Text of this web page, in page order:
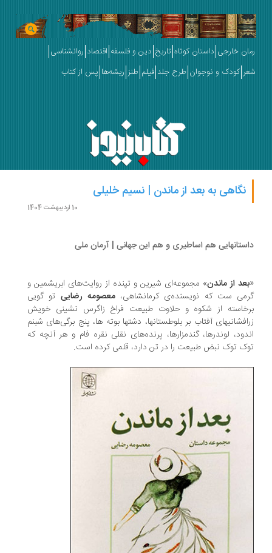
رمان خارجی داستان کوتاه تاریخ دین و فلسفه اقتصاد روانشناسی
شعر کودک و نوجوان طرح جلد فیلم طنز ریشه‌ها پس از کتاب
نگاهی به بعد از ماندن | نسیم خلیلی
10 اردیبهشت 1404
داستانهایی هم اساطیری و هم این جهانی | آرمان ملی
«بعد از ماندن» مجموعه‌ای شیرین و تپنده از روایت‌های ابریشمین و
گرمی ست که نویسنده‌ی کرمانشاهی،معصومه رضایی تو گویی
برخاسته از شکوه و حلاوت طبیعت فراخ زاگرس نشینی خویش
زرافشانیهای آفتاب بر بلوطستانها، دشتها بوته ها، پنج برگی‌های شبنم
اندود، لوندرها، گندمزارها، پرنده‌های نقلی نقره فام و هر آنچه که
توک توک نبض طبیعت را در تن دارد، قلمی کرده است.